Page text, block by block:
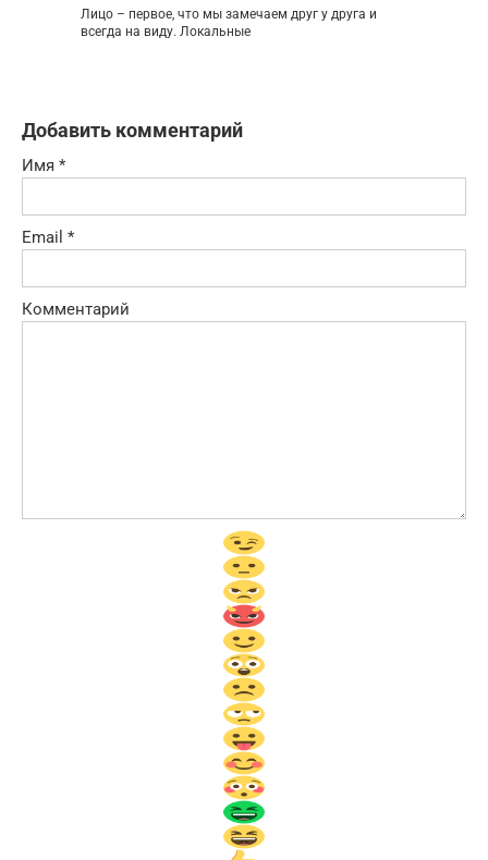
Лицо – первое, что мы замечаем друг у друга и
всегда на виду. Локальные
Добавить комментарий
Имя *
Email *
Комментарий